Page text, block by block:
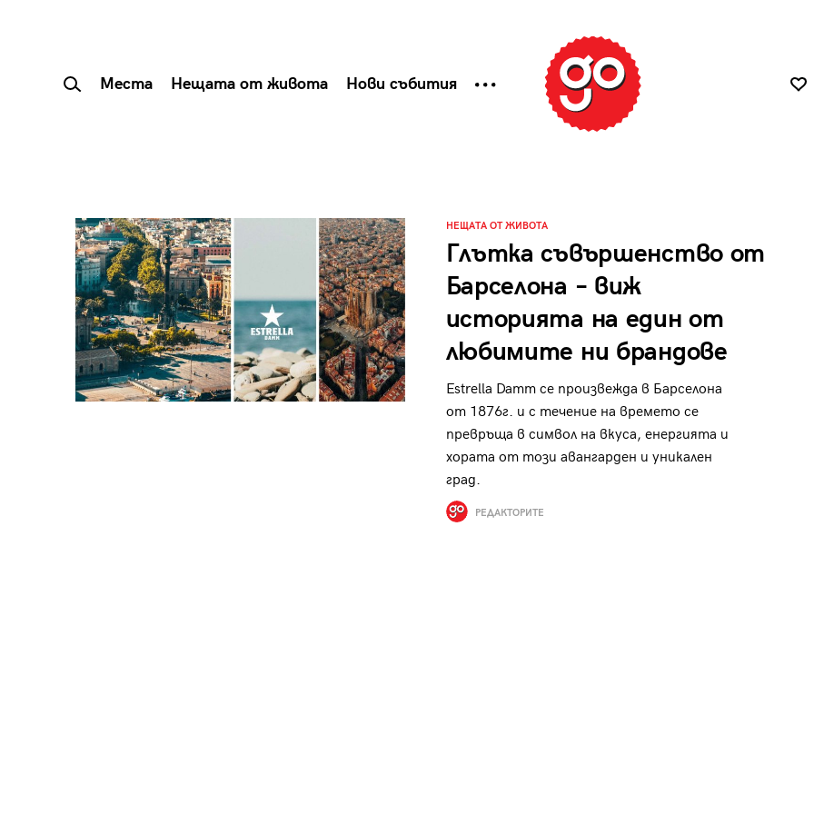
Места Нещата от живота Нови събития
НЕЩАТА ОТ ЖИВОТА
Глътка съвършенство от
Барселона – виж
историята на един от
любимите ни брандове
Estrella Damm се произвежда в Барселона
от 1876г. и с течение на времето се
превръща в символ на вкуса, енергията и
хората от този авангарден и уникален
град.
РЕДАКТОРИТЕ
Tender is the Wine – Какво
се пие на Лазурния бряг